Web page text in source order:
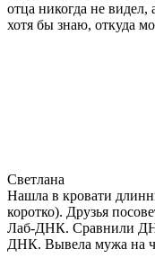
отца никогда не
хотя бы знаю, откуда
Светлана
Нашла в кровати
коротко). Друзья
Лаб-ДНК. Сравнили
ДНК. Вывела мужа на